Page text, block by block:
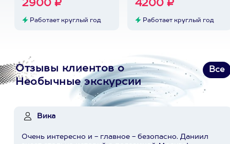
2900 ₽
Работает круглый год
4200 ₽
Работает круглый год
Отзывы клиентов о
Необычные экскурсии
Все
Вика
Очень интересно и - главное - безопасно. Даниил